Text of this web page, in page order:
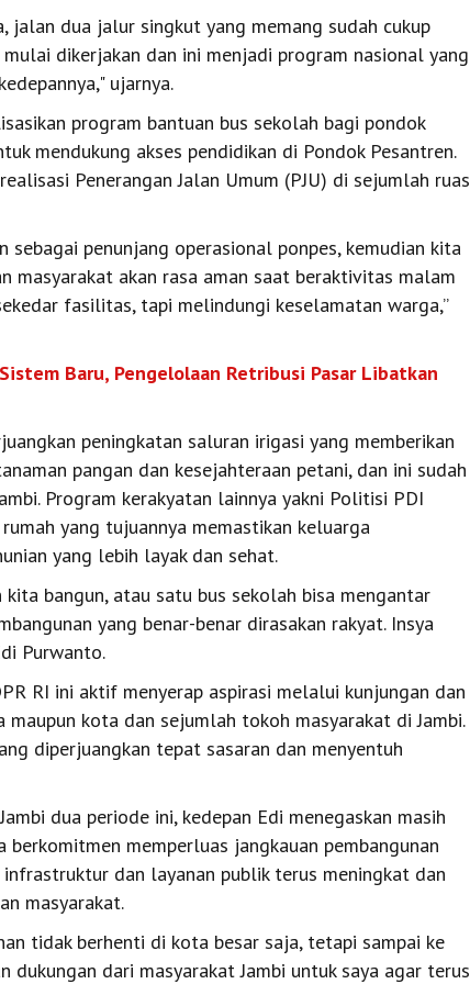
jalan dua jalur singkut yang memang sudah cukup
dikerjakan dan ini menjadi program nasional yang
ujarnya.
program bantuan bus sekolah bagi pondok
mendukung akses pendidikan di Pondok Pesantren.
Penerangan Jalan Umum (PJU) di sejumlah ruas
sebagai penunjang operasional ponpes, kemudian kita
masyarakat akan rasa aman saat beraktivitas malam
fasilitas, tapi melindungi keselamatan warga,”
Baru, Pengelolaan Retribusi Pasar Libatkan
peningkatan saluran irigasi yang memberikan
pangan dan kesejahteraan petani, dan ini sudah
Program kerakyatan lainnya yakni Politisi PDI
yang tujuannya memastikan keluarga
yang lebih layak dan sehat.
bangun, atau satu bus sekolah bisa mengantar
yang benar-benar dirasakan rakyat. Insya
Purwanto.
RI ini aktif menyerap aspirasi melalui kunjungan dan
kota dan sejumlah tokoh masyarakat di Jambi.
diperjuangkan tepat sasaran dan menyentuh
dua periode ini, kedepan Edi menegaskan masih
berkomitmen memperluas jangkauan pembangunan
dan layanan publik terus meningkat dan
masyarakat.
tidak berhenti di kota besar saja, tetapi sampai ke
dukungan dari masyarakat Jambi untuk saya agar terus